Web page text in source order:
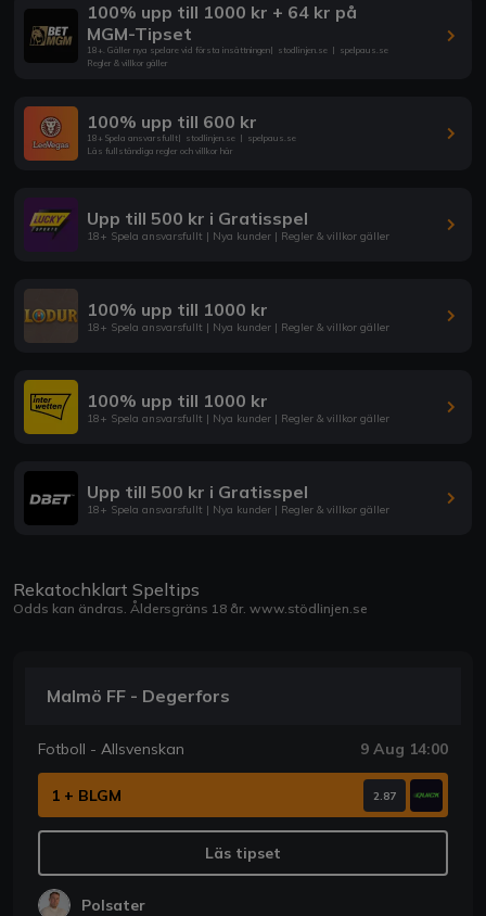
100% upp till 1000 kr + 64 kr på
MGM-Tipset
18+. Gäller nya spelare vid första insättningen| stodlinjen.se | spelpaus.se
Regler & villkor gäller
100% upp till 600 kr
18+ Spela ansvarsfullt| stodlinjen.se | spelpaus.se
Läs fullständiga regler och villkor här
Upp till 500 kr i Gratisspel
18+ Spela ansvarsfullt | Nya kunder | Regler & villkor gäller
100% upp till 1000 kr
18+ Spela ansvarsfullt | Nya kunder | Regler & villkor gäller
100% upp till 1000 kr
18+ Spela ansvarsfullt | Nya kunder | Regler & villkor gäller
Upp till 500 kr i Gratisspel
18+ Spela ansvarsfullt | Nya kunder | Regler & villkor gäller
Rekatochklart Speltips
Odds kan ändras. Åldersgräns 18 år. www.stödlinjen.se
Malmö FF - Degerfors
Fotboll - Allsvenskan 9 Aug 14:00
1 + BLGM 2.87
Läs tipset
Polsater